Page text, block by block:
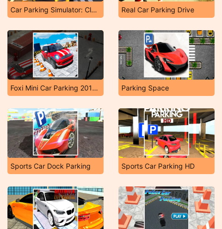
Car Parking Simulator: Classic Car Park Real Car Parking Drive
Foxi Mini Car Parking 2019 Car Driving Test Parking Space
Sports Car Dock Parking Sports Car Parking HD